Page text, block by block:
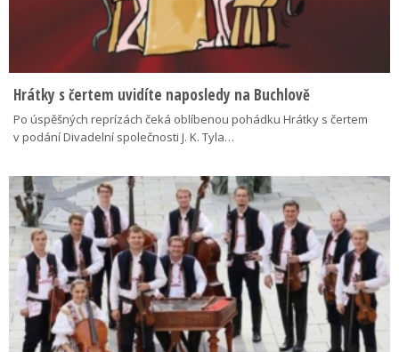
Hrátky s čertem uvidíte naposledy na Buchlově
Po úspěšných reprízách čeká oblíbenou pohádku Hrátky s čertem
v podání Divadelní společnosti J. K. Tyla…